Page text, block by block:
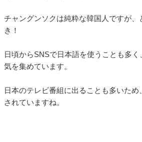
チャングンソクは純粋な韓国人ですが、
き！
日頃からSNSで日本語を使うことも多く
気を集めています。
日本のテレビ番組に出ることも多いた
されていますね。